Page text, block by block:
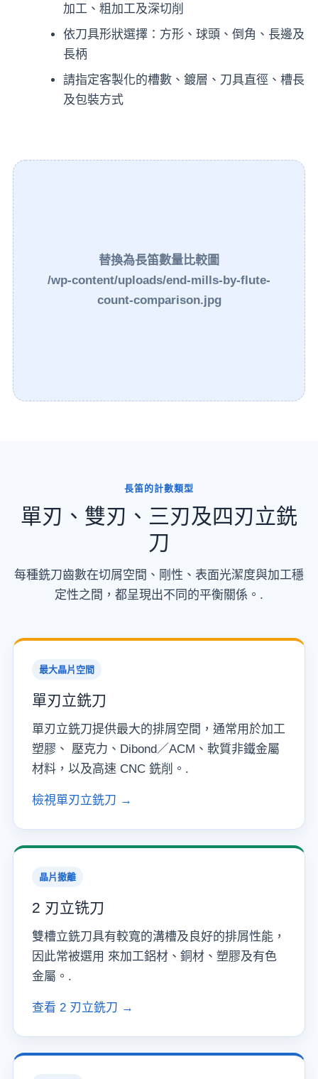
加工、粗加工及深切削
依刀具形狀選擇：方形、球頭、倒角、長邊及
長柄
請指定客製化的槽數、鍍層、刀具直徑、槽長
及包裝方式
替換為長笛數量比較圖
/wp-content/uploads/end-mills-by-flute-
count-comparison.jpg
長笛的計數類型
單刃、雙刃、三刃及四刃立銑
刀
每種銑刀齒數在切屑空間、剛性、表面光潔度與加工穩
定性之間，都呈現出不同的平衡關係。.
最大晶片空間
單刃立銑刀
單刃立銑刀提供最大的排屑空間，通常用於加工
塑膠、 壓克力、Dibond／ACM、軟質非鐵金屬
材料，以及高速 CNC 銑削。.
檢視單刃立銑刀 →
晶片撤離
2 刃立铣刀
雙槽立銑刀具有較寬的溝槽及良好的排屑性能，
因此常被選用 來加工鋁材、銅材、塑膠及有色
金屬。.
查看 2 刃立銑刀 →